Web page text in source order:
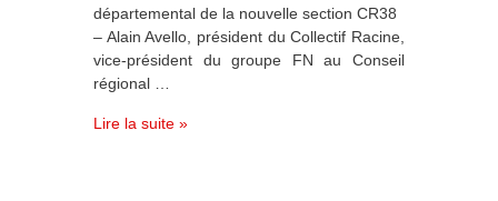
départemental de la nouvelle section CR38
– Alain Avello, président du Collectif Racine,
vice-président du groupe FN au Conseil
régional …
Lire la suite »